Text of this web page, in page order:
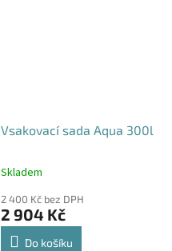
Vsakovací sada Aqua 300l
Průměrné
produktu
je
5,0
Skladem
2 400 Kč bez DPH
2 904 Kč
Do košíku